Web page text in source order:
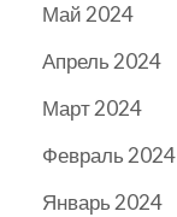
Май 2024
Апрель 2024
Март 2024
Февраль 2024
Январь 2024